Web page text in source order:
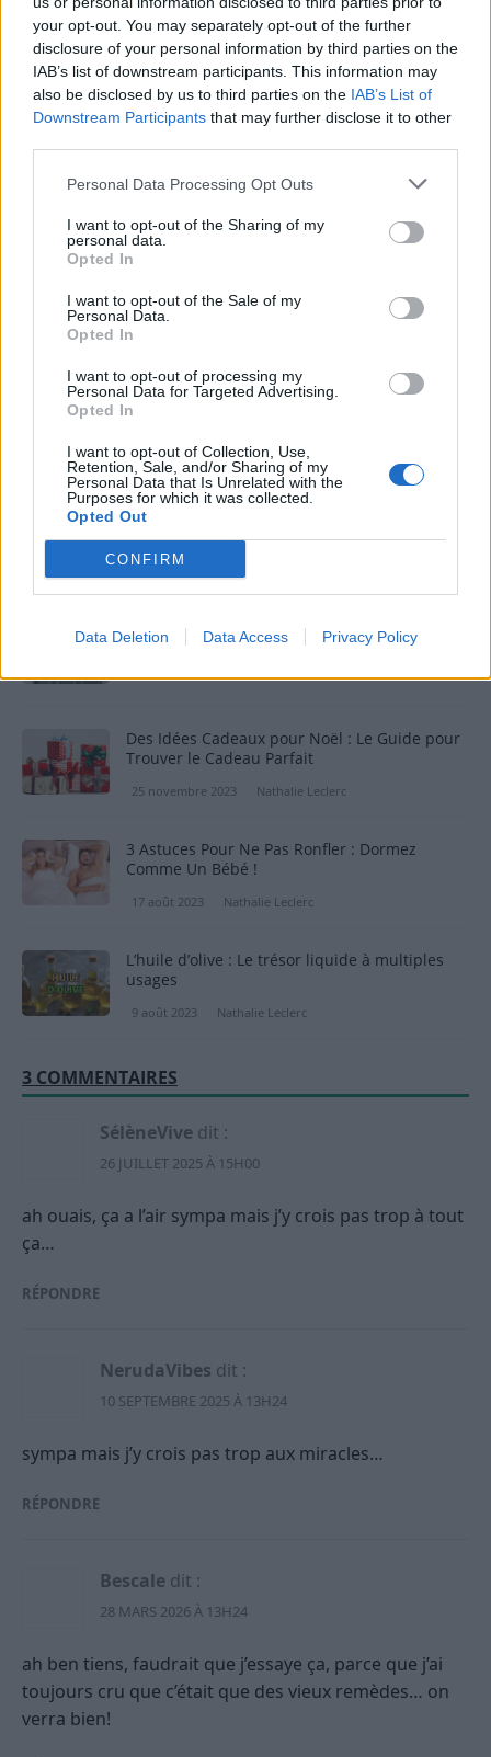
your opt-out. You may separately opt-out of the further
disclosure of your personal information by third parties on the
IAB’s list of downstream participants. This information may
also be disclosed by us to third parties on the IAB’s List of
Downstream Participants that may further disclose it to other
Personal Data Processing Opt Outs
I want to opt-out of the Sharing of my
personal data.
Opted In
I want to opt-out of the Sale of my
Personal Data.
Opted In
I want to opt-out of processing my
Personal Data for Targeted Advertising.
Opted In
I want to opt-out of Collection, Use,
Retention, Sale, and/or Sharing of my
Personal Data that Is Unrelated with the
Purposes for which it was collected.
Opted Out
CONFIRM
Data Deletion Data Access Privacy Policy
Nathalie Leclerc est une journaliste spécialisée en santé et
médecine. Mère de deux enfants, elle allie une solide
expertise journalistique à une expérience concrète de la
santé familiale et de la nutrition. Fervente adepte d’un mode
de vie sain, écologique et durable, elle s’engage depuis de
Grâce à cette double casquette de journaliste et de maman
accessibles, permettant à ses lecteurs de mieux naviguer
dans les enjeux de la santé moderne tout en adoptant des
Découvrez les symboles de la machine à laver
Miel pour remplacer le sirop d’érable dans
certaines recettes
15 mars 2026
Trier ses déchets : erreurs courantes à éviter
Des Idées Cadeaux pour Noël : Le Guide pour
Trouver le Cadeau Parfait
25 novembre 2023 Nathalie Leclerc
3 Astuces Pour Ne Pas Ronfler : Dormez
Comme Un Bébé !
17 août 2023 Nathalie Leclerc
L’huile d’olive : Le trésor liquide à multiples
usages
9 août 2023 Nathalie Leclerc
3 COMMENTAIRES
SélèneVive dit :
26 JUILLET 2025 À 15H00
ah ouais, ça a l’air sympa mais j’y crois pas trop à tout
ça…
RÉPONDRE
NerudaVibes dit :
10 SEPTEMBRE 2025 À 13H24
sympa mais j’y crois pas trop aux miracles…
RÉPONDRE
Bescale dit :
28 MARS 2026 À 13H24
ah ben tiens, faudrait que j’essaye ça, parce que j’ai
toujours cru que c’était que des vieux remèdes… on
verra bien!